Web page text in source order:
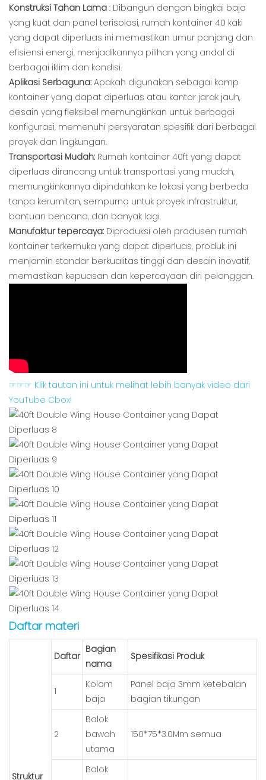
Konstruksi Tahan Lama : Dibangun dengan bingkai baja
yang kuat dan panel terisolasi, rumah kontainer 40 kaki
yang dapat diperluas ini memastikan umur panjang dan
efisiensi energi, menjadikannya pilihan yang andal di
berbagai iklim dan kondisi.
Aplikasi Serbaguna: Apakah digunakan sebagai kamp
kontainer yang dapat diperluas atau kantor jarak jauh,
desain yang fleksibel memungkinkan untuk berbagai
konfigurasi, memenuhi persyaratan spesifik dari berbagai
proyek dan lingkungan.
Transportasi Mudah: Rumah kontainer 40ft yang dapat
diperluas dirancang untuk transportasi yang mudah,
memungkinkannya dipindahkan ke lokasi yang berbeda
tanpa kerumitan, sempurna untuk proyek infrastruktur,
bantuan bencana, dan banyak lagi.
Manufaktur tepercaya: Diproduksi oleh produsen rumah
kontainer terkemuka yang dapat diperluas, produk ini
menjamin standar berkualitas tinggi dan desain inovatif,
memastikan kepuasan dan kepercayaan diri pelanggan.
☞☞☞ Klik tautan ini untuk melihat lebih banyak video dari
YouTube Cbox!
Daftar materi
Struktur
Daftar
Bagian
nama
Spesifikasi Produk
1
Kolom
baja
Panel baja 3mm ketebalan
bagian tikungan
2
Balok
bawah
utama
150*75*3.0Mm semua
Balok